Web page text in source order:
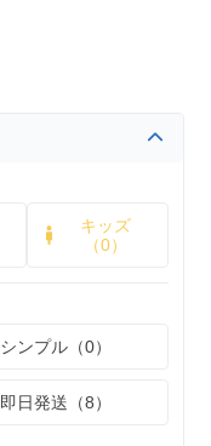
キッズ
（0）
シンプル（0）
即日発送（8）